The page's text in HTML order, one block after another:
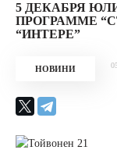
5 ДЕКАБРЯ
ПРОГРАММЕ
“ИНТЕРЕ”
НОВИНИ